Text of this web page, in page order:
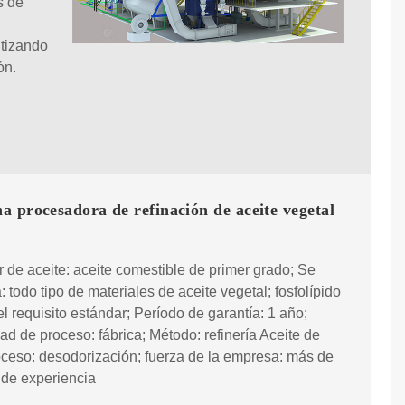
procesadora de refinación de aceite vegetal
de aceite: aceite comestible de primer grado; Se
todo tipo de materiales de aceite vegetal; fosfolípido
requisito estándar; Período de garantía: 1 año;
de proceso: fábrica; Método: refinería Aceite de
desodorización; fuerza de la empresa: más de
experiencia